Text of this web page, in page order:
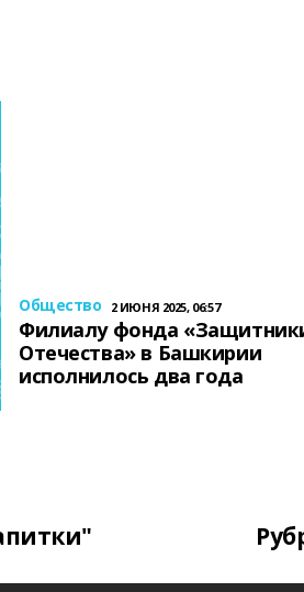
Общество 2 ИЮНЯ 2025, 06:57
Филиалу фонда
Отечества» в Башкирии
исполнилось два года